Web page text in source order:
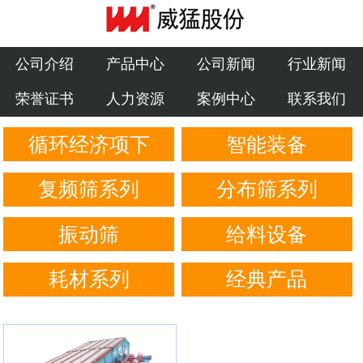
公司介绍
产品中心
公司新闻
行业新闻
荣誉证书
人力资源
案例中心
公司介绍 产品中心 公司新闻 行业新闻
荣誉证书 人力资源 案例中心 联系我们
循环经济项下 智能装备
复频筛系列 分布筛系列
振动筛 给料设备
耗材系列 经典产品